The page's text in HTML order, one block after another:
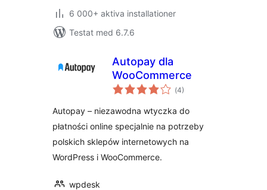
6 000+ aktiva installationer
Testat med 6.7.6
Autopay dla
WooCommerce
(Totalt
antal
4)
Autopay – niezawodna wtyczka do
płatności online specjalnie na potrzeby
polskich sklepów internetowych na
WordPress i WooCommerce.
wpdesk